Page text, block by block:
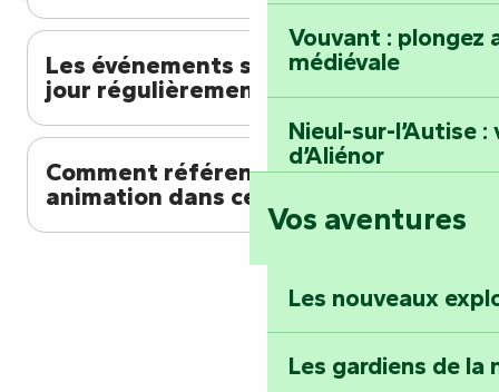
Vouvant : plongez
médiévale
Nieul-sur-l’Autise
d’Aliénor
Foussais-Payré :
Faymoreau :
épopée minière
Vos aventures
Les nouveaux
Les gardiens de la
Les événements sont-ils mis à
jour régulièrement ?
Comment référencer mon
animation dans cet agenda ?